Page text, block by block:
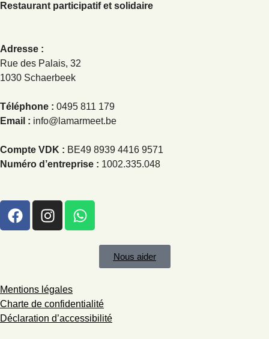
Restaurant participatif et solidaire
Adresse :
Rue des Palais, 32
1030 Schaerbeek
Téléphone : 0495 811 179
Email : info@lamarmeet.be
Compte VDK : BE49 8939 4416 9571
Numéro d’entreprise : 1002.335.048
Nous aider
Mentions légales
Charte de confidentialité
Déclaration d’accessibilité